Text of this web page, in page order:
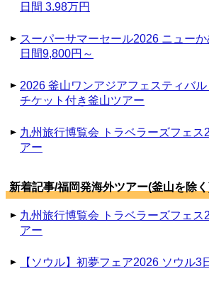
日間 3.98万円
スーパーサマーセール2026 ニュー
日間9,800円～
2026 釜山ワンアジアフェスティバ
チケット付き釜山ツアー
九州旅行博覧会 トラベラーズフェス
アー
新着記事/福岡発海外ツアー(釜山を除
九州旅行博覧会 トラベラーズフェス
アー
【ソウル】初夢フェア2026 ソウル3